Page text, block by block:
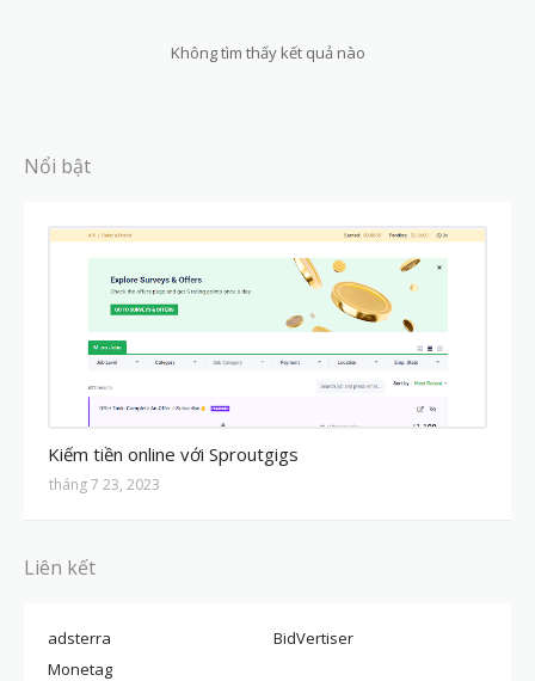
Không tìm thấy kết quả nào
Nổi bật
Kiếm tiền online với Sproutgigs
tháng 7 23, 2023
Liên kết
adsterra
BidVertiser
Monetag